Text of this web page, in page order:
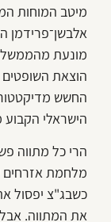
מיטב המוחות
אלבשן־פרידמן
מונעת
הוצאת
החשש
הישראלי הקבוע
הרי כל מתווה
מלחמת
כשבג"צ יפסול
את המתווה.